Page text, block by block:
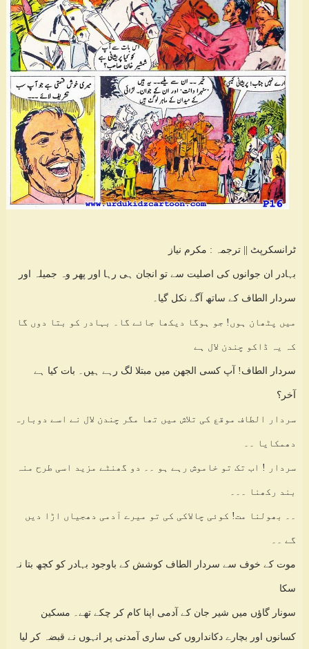
ٹرانسکرپٹ || ترجمہ : مکرم نیاز
بہادر ان جوانوں کی اصلیت سے تو انجان ہی رہا اور پھر وہ جمیلہ اور
سردار الطاف کے ساتھ آگے نکل گیا۔
میں پٹھان ہوں! جو ہوگا دیکھا جائے گا۔ بہادر کو بتا دوں گا
کہ یہ ڈاکو چندن لال ہے
سردار الطاف! آپ کسی الجھن میں مبتلا لگ رہے ہیں۔ بات کیا ہے
آخر؟
سردار الطاف موقع کی تلاش میں تھا مگر چندن لال نے اسے دوبارہ
دھمکایا ۔۔
سردار ! اب تک تو خاموش رہے ہو ۔۔ دو گھنٹے مزید اسی طرح منہ
بند رکھنا ۔۔۔
۔۔ بھولنا مت! کوئی چالاکی کی تو میرے آدمی دھجیاں اڑا دیں
گے ۔۔
موت کے خوف سے سردار الطاف کوشش کے باوجود بہادر کو کچھ بتا نہ
سکا
سونار گاؤں میں شیر جان کے آدمی اپنا کام کر چکے تھے۔ مسکین
کسانوں اور بچارے دکانداروں کی ساری آمدنی پر انہوں نے قبضہ کر لیا